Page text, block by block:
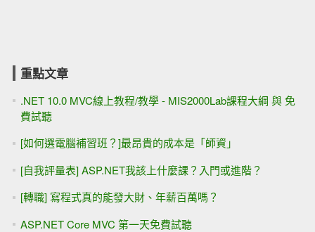
重點文章
.NET 10.0 MVC線上教程/教學 - MIS2000Lab課程大綱 與 免
費試聽
[如何選電腦補習班？]最昂貴的成本是「師資」
[自我評量表] ASP.NET我該上什麼課？入門或進階？
[轉職] 寫程式真的能發大財、年薪百萬嗎？
ASP.NET Core MVC 第一天免費試聽